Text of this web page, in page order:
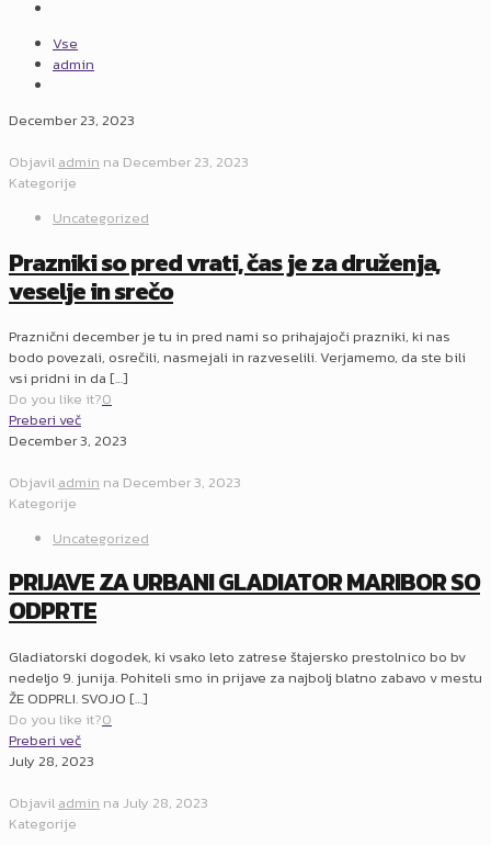
Vse
admin
December 23, 2023
Objavil admin na December 23, 2023
Kategorije
Uncategorized
Prazniki so pred vrati, čas je za druženja,
veselje in srečo
Praznični december je tu in pred nami so prihajajoči prazniki, ki nas
bodo povezali, osrečili, nasmejali in razveselili. Verjamemo, da ste bili
vsi pridni in da […]
Do you like it?0
Preberi več
December 3, 2023
Objavil admin na December 3, 2023
Kategorije
Uncategorized
PRIJAVE ZA URBANI GLADIATOR MARIBOR SO
ODPRTE
Gladiatorski dogodek, ki vsako leto zatrese štajersko prestolnico bo bv
nedeljo 9. junija. Pohiteli smo in prijave za najbolj blatno zabavo v mestu
ŽE ODPRLI. SVOJO […]
Do you like it?0
Preberi več
July 28, 2023
Objavil admin na July 28, 2023
Kategorije